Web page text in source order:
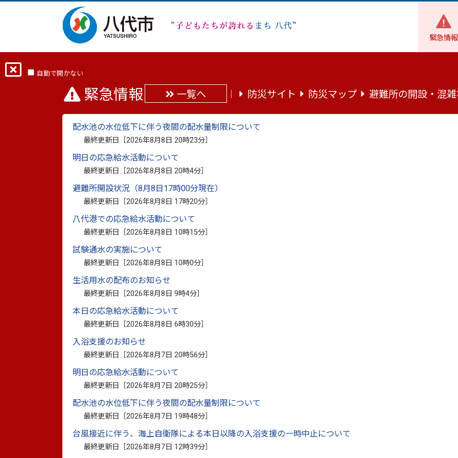
緊急情報
自動で開かない
緊急情報 一覧へ 防災サイト 防災マップ 避難所の開設・混
配水池の水位低下に伴う夜間の配水量制限について
最終更新日［2026年8月8日 20時23分
明日の応急給水活動について
最終更新日［2026年8月8日 20時4分
避難所開設状況（8月8日17時00分現在）
最終更新日［2026年8月8日 17時20分
八代港での応急給水活動について
最終更新日［2026年8月8日 10時15分
試験通水の実施について
最終更新日［2026年8月8日 10時0分
生活用水の配布のお知らせ
最終更新日［2026年8月8日 9時4分
本日の応急給水活動について
最終更新日［2026年8月8日 6時30分
入浴支援のお知らせ
最終更新日［2026年8月7日 20時56分
明日の応急給水活動について
最終更新日［2026年8月7日 20時25分
配水池の水位低下に伴う夜間の配水量制限について
最終更新日［2026年8月7日 19時48分
台風接近に伴う、海上自衛隊による本日以降の入浴支援の一時中止について
最終更新日［2026年8月7日 12時39分
新型コロナワクチン接種後の健康被害救済制度の本市におけ
る認定状況
新型コロナワクチン接種後に健康被害（病気になったり障がいが残った
きます。
本市における申請と認定件数
申請件数 延べ件数：12件（実人数：10人）
認定件数 医療費・医療手当 ：11件、死亡一時金・葬祭料：1件（実人数：10人）
否認件数 3件 （一部否認）
※現在、国の疾病・障害認定審査会審査中は0件です。
認定のあった事案は、症状に発熱や下痢、高血圧やめまい、半身の痛みやしびれなどがみられ、予防接種
となった可能性が否定できず、通常起こりうる副反応の範囲を超えていることから認定されています。
健康被害救済制度（新型コロナワクチン）の国の審議状況